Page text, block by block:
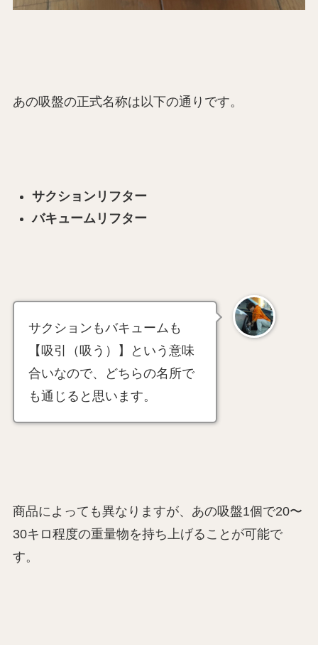
あの吸盤の正式名称は以下の通りです。
サクションリフター
バキュームリフター
サクションもバキュームも
【吸引（吸う）】という意味
合いなので、どちらの名所で
も通じると思います。
商品によっても異なりますが、あの吸盤1個で20〜
30キロ程度の重量物を持ち上げることが可能で
す。